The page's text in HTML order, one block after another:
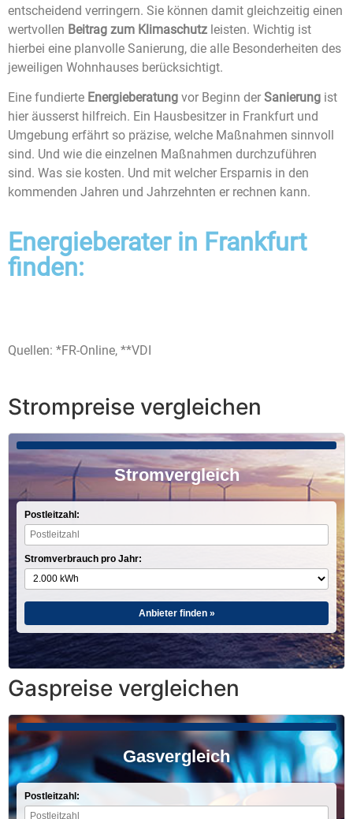
entscheidend verringern. Sie können damit gleichzeitig einen
wertvollen Beitrag zum Klimaschutz leisten. Wichtig ist
hierbei eine planvolle Sanierung, die alle Besonderheiten des
jeweiligen Wohnhauses berücksichtigt.
Eine fundierte Energieberatung vor Beginn der Sanierung ist
hier äusserst hilfreich. Ein Hausbesitzer in Frankfurt und
Umgebung erfährt so präzise, welche Maßnahmen sinnvoll
sind. Und wie die einzelnen Maßnahmen durchzuführen
sind. Was sie kosten. Und mit welcher Ersparnis in den
kommenden Jahren und Jahrzehnten er rechnen kann.
Energieberater in Frankfurt
finden:
Quellen: *FR-Online, **VDI
Strompreise vergleichen
Stromvergleich
Postleitzahl:
Stromverbrauch pro Jahr:
Anbieter finden »
Gaspreise vergleichen
Gasvergleich
Postleitzahl: